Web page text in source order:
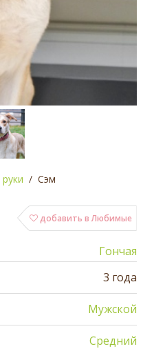
Сэм
добавить в Любимые
Гончая
3 года
Мужской
Средний